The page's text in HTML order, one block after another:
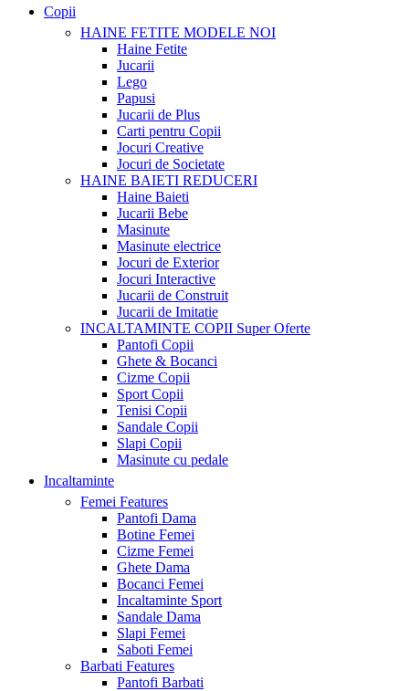
Copii
HAINE FETITE MODELE NOI
Haine Fetite
Jucarii
Lego
Papusi
Jucarii de Plus
Carti pentru Copii
Jocuri Creative
Jocuri de Societate
HAINE BAIETI REDUCERI
Haine Baieti
Jucarii Bebe
Masinute
Masinute electrice
Jocuri de Exterior
Jocuri Interactive
Jucarii de Construit
Jucarii de Imitatie
INCALTAMINTE COPII Super Oferte
Pantofi Copii
Ghete & Bocanci
Cizme Copii
Sport Copii
Tenisi Copii
Sandale Copii
Slapi Copii
Masinute cu pedale
Incaltaminte
Femei Features
Pantofi Dama
Botine Femei
Cizme Femei
Ghete Dama
Bocanci Femei
Incaltaminte Sport
Sandale Dama
Slapi Femei
Saboti Femei
Barbati Features
Pantofi Barbati